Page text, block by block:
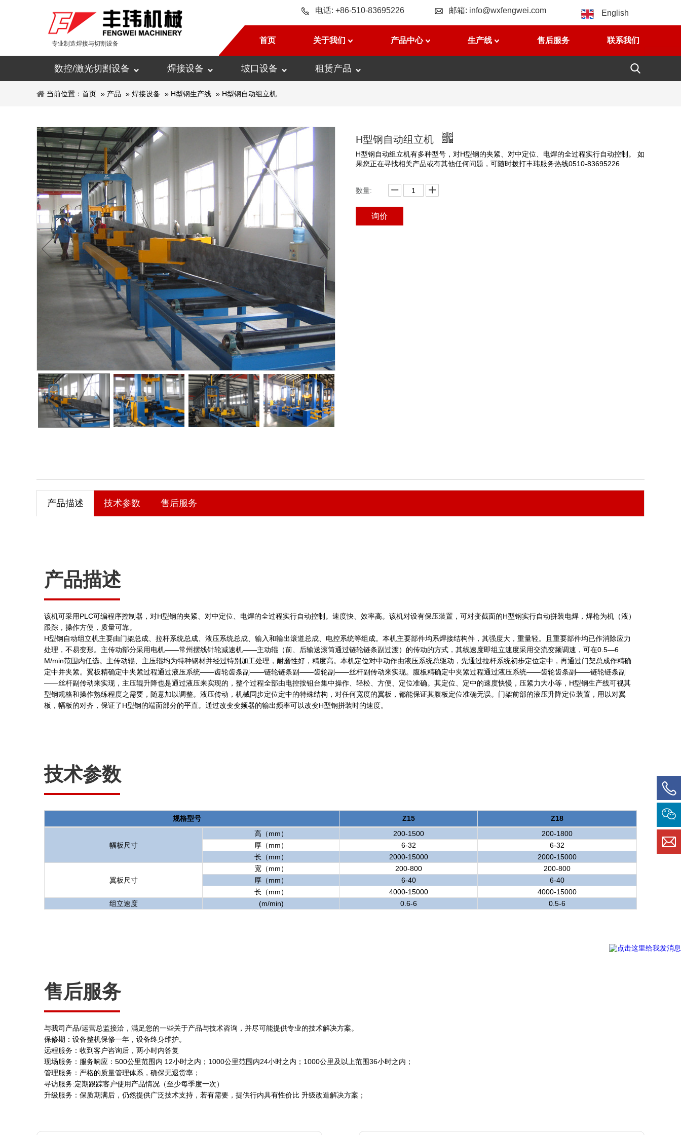
专业制造焊接与切割设备
电话: +86-510-83695226 邮箱: info@wxfengwei.com English
首页 关于我们 产品中心 生产线 售后服务 联系我们
数控/激光切割设备 焊接设备 坡口设备 租赁产品
当前位置： 首页 » 产品 » 焊接设备 » H型钢生产线 » H型钢自动组立机
H型钢自动组立机
H型钢自动组立机有多种型号，对H型钢的夹紧、对中定位、电焊的全过程实行自动控制。 如
果您正在寻找相关产品或有其他任何问题，可随时拨打丰玮服务热线0510-83695226
数量:
询价
产品描述 技术参数 售后服务
产品描述
该机可采用PLC可编程序控制器，对H型钢的夹紧、对中定位、电焊的全过程实行自动控制。速度快、效率高。该机对设有保压装置，可对变截面的H型钢实行自动拼装电焊，焊枪为机（液）
跟踪，操作方便，质量可靠。
H型钢自动组立机主要由门架总成、拉杆系统总成、液压系统总成、输入和输出滚道总成、电控系统等组成。本机主要部件均系焊接结构件，其强度大，重量轻。且重要部件均已作消除应力
处理，不易变形。主传动部分采用电机——常州摆线针轮减速机——主动辊（前、后输送滚筒通过链轮链条副过渡）的传动的方式，其线速度即组立速度采用交流变频调速，可在0.5—6
M/min范围内任选。主传动辊、主压辊均为特种钢材并经过特别加工处理，耐磨性好，精度高。本机定位对中动作由液压系统总驱动，先通过拉杆系统初步定位定中，再通过门架总成作精确
定中并夹紧。翼板精确定中夹紧过程通过液压系统——齿轮齿条副——链轮链条副——齿轮副——丝杆副传动来实现。腹板精确定中夹紧过程通过液压系统——齿轮齿条副——链轮链条副
——丝杆副传动来实现，主压辊升降也是通过液压来实现的，整个过程全部由电控按钮台集中操作、轻松、方便、定位准确。其定位、定中的速度快慢，压紧力大小等，H型钢生产线可视其
型钢规格和操作熟练程度之需要，随意加以调整。液压传动，机械同步定位定中的特殊结构，对任何宽度的翼板，都能保证其腹板定位准确无误。门架前部的液压升降定位装置，用以对翼
板，幅板的对齐，保证了H型钢的端面部分的平直。通过改变变频器的输出频率可以改变H型钢拼装时的速度。
技术参数
规格型号 Z15 Z18
幅板尺寸
高（mm） 200-1500
200-1800
厚（mm）
6-32
6-32
长（mm）
2000-15000 2000-15000
翼板尺寸
宽（mm） 200-800
200-800
厚（mm）
6-40
6-40
长（mm）
4000-15000
4000-15000
组立速度
(m/min) 0.6-6 0.5-6
售后服务
与我司产品/运营总监接洽，满足您的一些关于产品与技术咨询，并尽可能提供专业的技术解决方案。
保修期：设备整机保修一年，设备终身维护。
远程服务：收到客户咨询后，两小时内答复
现场服务：服务响应：500公里范围内 12小时之内；1000公里范围内24小时之内；1000公里及以上范围36小时之内；
管理服务：严格的质量管理体系，确保无退货率；
寻访服务:定期跟踪客户使用产品情况（至少每季度一次）
升级服务：保质期满后，仍然提供广泛技术支持，若有需要，提供行内具有性价比 升级改造解决方案；